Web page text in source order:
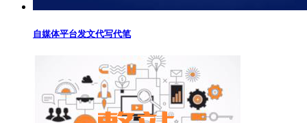
自媒体平台发文代写代笔